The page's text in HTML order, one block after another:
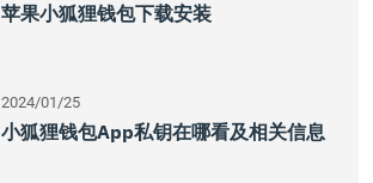
苹果小狐狸钱包下载安装
2024/01/25
小狐狸钱包app私钥在哪看及相关信息